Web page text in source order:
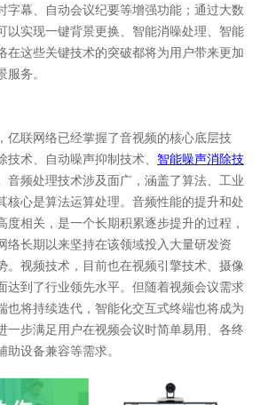
字幕、自动会议纪要等增强功能；通过大数
以实现一键背景更换、智能消噪处理、智能
在这些关键技术的突破都将为用户带来更加
服务。
亿联网络已经掌握了音视频的核心底层技
术、自动噪声抑制技术、 智能噪声消除技
音频处理技术涉及面广，涵盖了算法、工业
核心是算法运算处理。音频性能的提升和处
度相关，是一个长期积累逐步提升的过程，
络长期以来坚持在该领域投入大量研发资
。视频技术，目前也在视频引擎技术、摄像
达到了行业领先水平。但随着视频会议需求
也将持续迭代，智能化交互式终端也将成为
一步满足用户在视频会议时简单易用、各终
助设备兼容等需求。